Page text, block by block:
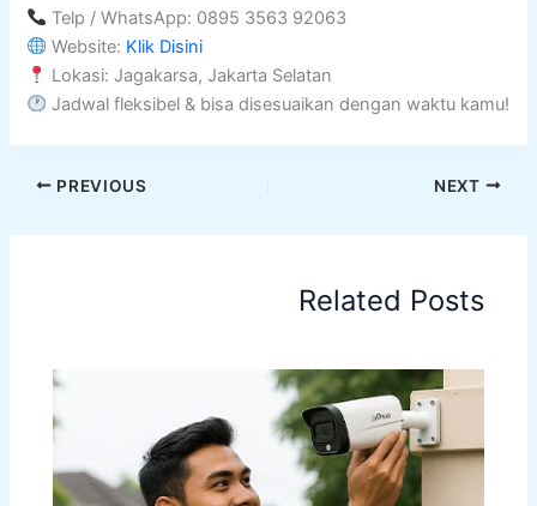
Telp / WhatsApp: 0895 3563 92063
Website: Klik Disini
Lokasi: Jagakarsa, Jakarta Selatan
Jadwal fleksibel & bisa disesuaikan dengan waktu kamu!
PREVIOUS NEXT
Related Posts